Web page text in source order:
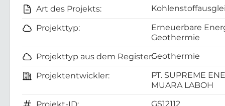
Art des Projekts:
Projekttyp:
Erneuerbare
Geothermie
Projekttyp aus dem Register:Geothermie
Projektentwickler:
PT. SUPREME
MUARA LABOH
GS12112